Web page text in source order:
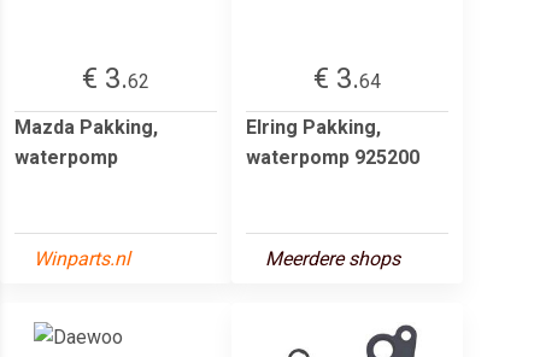
€ 3.62
Mazda Pakking,
waterpomp
Winparts.nl
€ 3.64
Elring Pakking,
waterpomp 925200
Meerdere shops